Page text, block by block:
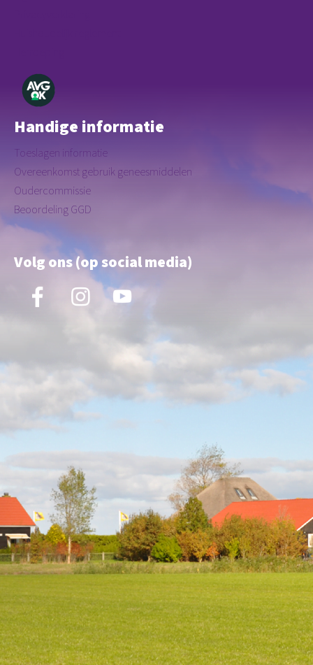
Handige informatie
Toeslagen informatie
Overeenkomst gebruik geneesmiddelen
Oudercommissie
Beoordeling GGD
Volg ons (op social media)